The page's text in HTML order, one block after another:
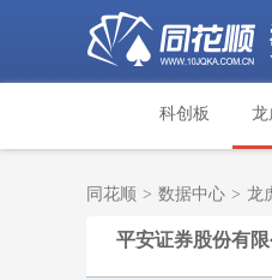
科创板 龙
同花顺 > 数据中心 > 龙
平安证券股份有